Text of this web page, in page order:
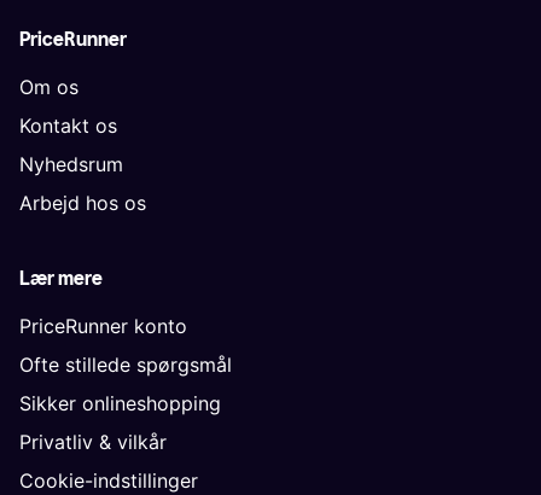
PriceRunner
Om os
Kontakt os
Nyhedsrum
Arbejd hos os
Lær mere
PriceRunner konto
Ofte stillede spørgsmål
Sikker onlineshopping
Privatliv & vilkår
Cookie-indstillinger